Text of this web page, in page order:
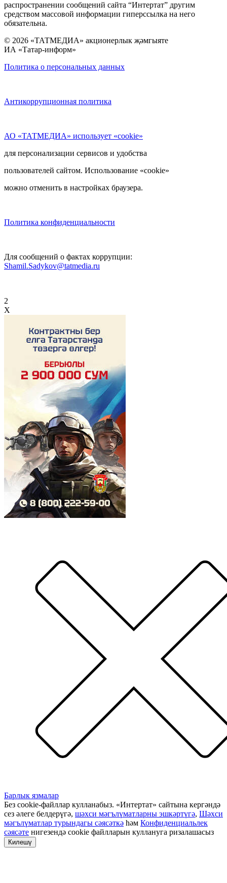
распространении сообщений сайта “Интертат” другим
средством массовой информации гиперссылка на него
обязательна.
© 2026 «ТАТМЕДИА» акционерлык җәмгыяте
ИА «Татар-информ»
Политика о персональных данных
Антикоррупционная политика
АО «ТАТМЕДИА» использует «cookie»
для персонализации сервисов и удобства
пользователей сайтом. Использование «cookie»
можно отменить в настройках браузера.
Политика конфиденциальности
Для сообщений о фактах коррупции:
Shamil.Sadykov@tatmedia.ru
2
X
Барлык язмалар
Без cookie-файллар кулланабыз. «Интертат» сайтына кергәндә
сез әлеге белдерүгә, шәхси мәгълүматларны эшкәртүгә, Шәхси
мәгълүматлар турындагы сәясәткә һәм Конфиденциальлек
сәясәте нигезендә cookie файлларын куллануга ризалашасыз
Килешү